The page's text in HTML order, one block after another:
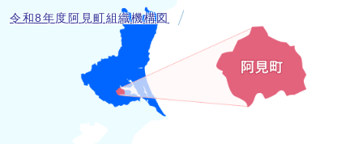
令和8年度阿見町組織機構図